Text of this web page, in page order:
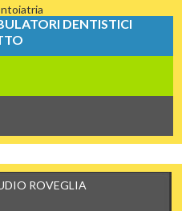
DENTISTICI
ROVEGLIA